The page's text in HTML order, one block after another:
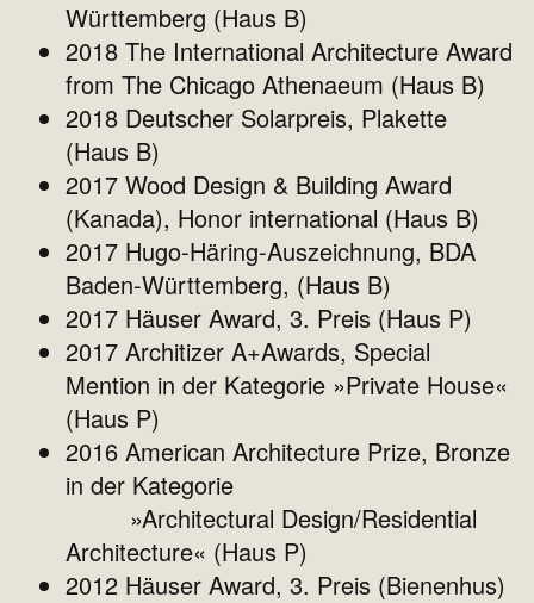
Württemberg (Haus B)
2018 The International Architecture Award
from The Chicago Athenaeum (Haus B)
2018 Deutscher Solarpreis, Plakette
(Haus B)
2017 Wood Design & Building Award
(Kanada), Honor international (Haus B)
2017 Hugo-Häring-Auszeichnung, BDA
Baden-Württemberg, (Haus B)
2017 Häuser Award, 3. Preis (Haus P)
2017 Architizer A+Awards, Special
Mention in der Kategorie »Private House«
(Haus P)
2016 American Architecture Prize, Bronze
in der Kategorie
»Architectural Design/Residential
Architecture« (Haus P)
2012 Häuser Award, 3. Preis (Bienenhus)